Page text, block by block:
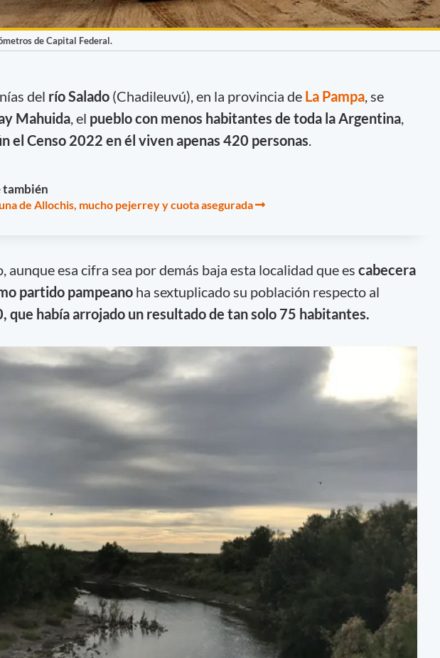
de Capital Federal.
del río Salado(Chadileuvú), en la provincia de La Pampa, se
Mahuida, el pueblo con menos habitantes de toda la Argentina,
el Censo 2022 en él viven apenas 420 personas
también
de Allochis, mucho pejerrey y cuota asegurada
aunque esa cifra sea por demás baja esta localidad que es cabecera
partido pampeanoha sextuplicado su población respecto al
que había arrojado un resultado de tan solo 75 habitantes.